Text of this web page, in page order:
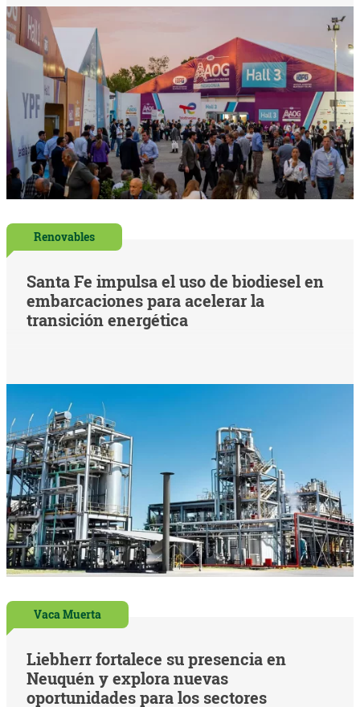
Renovables
Santa Fe impulsa el uso de biodiesel en
embarcaciones para acelerar la
transición energética
Vaca Muerta
Liebherr fortalece su presencia en
Neuquén y explora nuevas
oportunidades para los sectores